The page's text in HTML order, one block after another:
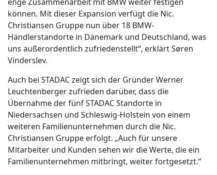
können. Mit dieser Expansion verfügt die Nic.
Christiansen Gruppe nun über 18 BMW-
Händlerstandorte in Dänemark und Deutschland, was
uns außerordentlich zufriedenstellt“, erklärt Søren
Vinderslev.
Auch bei STADAC zeigt sich der Gründer Werner
Leuchtenberger zufrieden darüber, dass die
Übernahme der fünf STADAC Standorte in
Niedersachsen und Schleswig-Holstein von einem
weiteren Familienunternehmen durch die Nic.
Christiansen Gruppe erfolgt. „Auch für unsere
Mitarbeiter und Kunden sehen wir die Werte, die ein
Familienunternehmen mitbringt, weiter fortgesetzt.“